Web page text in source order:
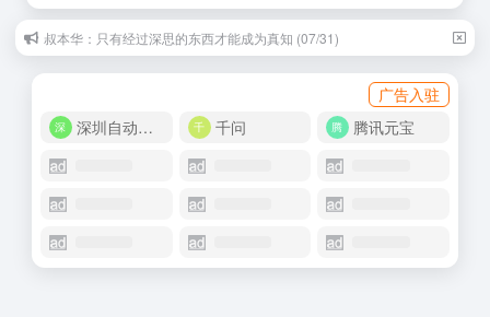
叔本华：只有经过深思的东西才能成为真知 (07/31)
广告入驻
深圳自动化商城
千问 腾讯元宝